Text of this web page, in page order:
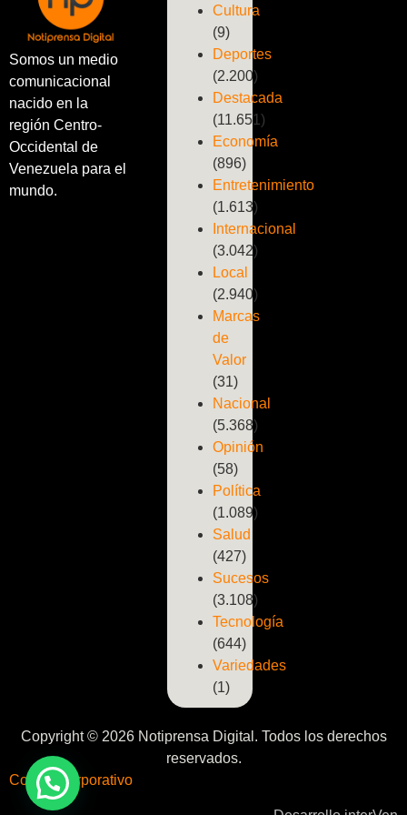
Somos un medio
comunicacional
nacido en la
región Centro-
Occidental de
Venezuela para el
mundo.
Cultura
(9)
Deportes
(2.200)
Destacada
(11.651)
Economía
(896)
Entretenimiento
(1.613)
Internacional
(3.042)
Local
(2.940)
Marcas
de
Valor
(31)
Nacional
(5.368)
Opinión
(58)
Política
(1.089)
Salud
(427)
Sucesos
(3.108)
Tecnología
(644)
Variedades
(1)
Copyright © 2026 Notiprensa Digital. Todos los derechos
reservados.
Correo Corporativo